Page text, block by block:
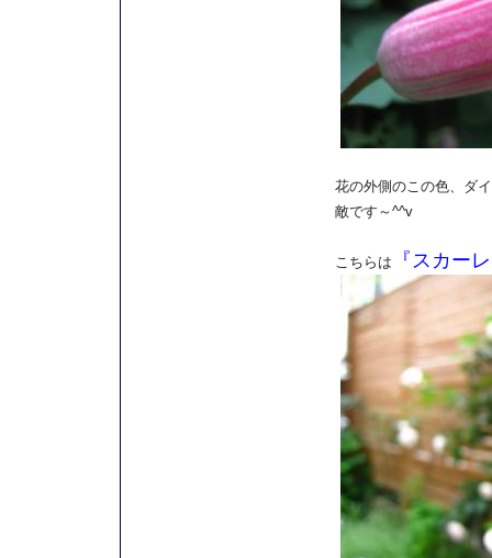
花の外側のこの色、ダ
敵です～^^v
こちらは 『スカー